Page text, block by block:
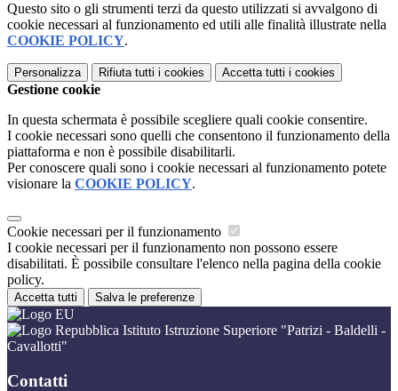
Questo sito o gli strumenti terzi da questo utilizzati si avvalgono di
cookie necessari al funzionamento ed utili alle finalità illustrate nella
COOKIE POLICY.
Personalizza Rifiuta tutti i cookies Accetta tutti i cookies
Gestione cookie
In questa schermata è possibile scegliere quali cookie consentire.
I cookie necessari sono quelli che consentono il funzionamento della
piattaforma e non è possibile disabilitarli.
Per conoscere quali sono i cookie necessari al funzionamento potete
visionare la COOKIE POLICY.
Cookie necessari per il funzionamento
I cookie necessari per il funzionamento non possono essere
disabilitati. È possibile consultare l'elenco nella pagina della cookie
policy.
Accetta tutti Salva le preferenze
Istituto Istruzione Superiore "Patrizi - Baldelli -
Cavallotti"
Contatti